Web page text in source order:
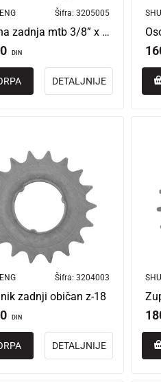
Šifra:3205005
Osovina zadnja mtb 3/8” x 175mm
DIN
DETALJNIJE
Šifra:3204003
zadnji običan z-18
DIN
DETALJNIJE